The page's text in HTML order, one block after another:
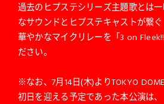
過去のヒプステシリーズ主題歌とは
なサウンドとヒプステキャストが繋ぐ
華やかなマイクリレーを「3 on
ださい。
※なお、7月14日(木)よりTOKYO
初日を迎える予定であった本公演は、